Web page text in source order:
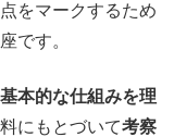
をマークするため
です。
基本的な仕組みを理
にもとづいて考察